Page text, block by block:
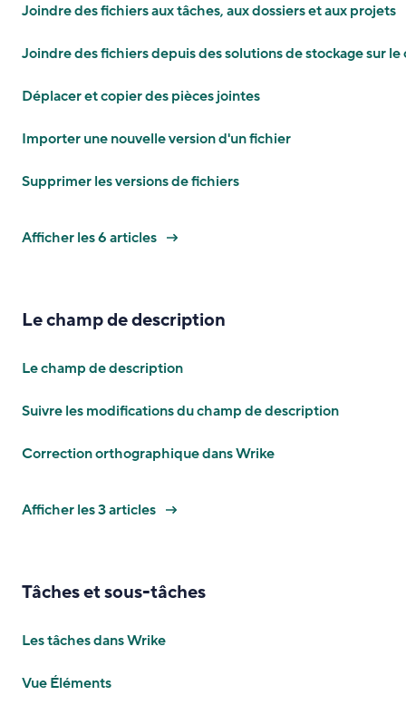
Joindre des fichiers aux tâches, aux dossiers et aux projets
Joindre des fichiers depuis des solutions de stockage sur le
Déplacer et copier des pièces jointes
Importer une nouvelle version d'un fichier
Supprimer les versions de fichiers
Afficher les 6 articles
Le champ de description
Le champ de description
Suivre les modifications du champ de description
Correction orthographique dans Wrike
Afficher les 3 articles
Tâches et sous-tâches
Les tâches dans Wrike
Vue Éléments